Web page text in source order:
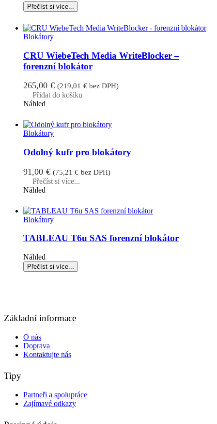
Blokátory
CRU WiebeTech Media WriteBlocker –
forenzní blokátor
265,00 € (219,01 €bez DPH)
Přidat do košíku
Náhled
Blokátory
Odolný kufr pro blokátory
91,00 € (75,21€ bez DPH)
Přečíst si více...
Náhled
Blokátory
TABLEAU T6u SAS forenzní blokátor
Náhled
Základní informace
O nás
Doprava
Kontaktujte nás
Tipy
Partneři a spolupráce
Zajímavé odkazy